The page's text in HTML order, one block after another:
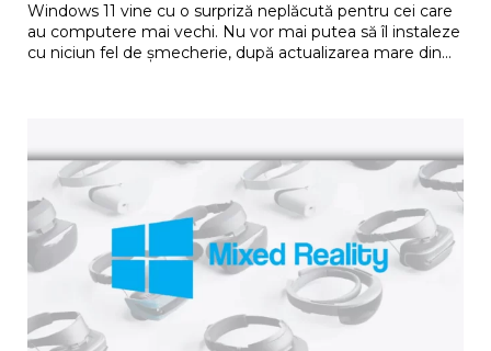
Windows 11 vine cu o surpriză neplăcută pentru cei care
au computere mai vechi. Nu vor mai putea să îl instaleze
cu niciun fel de șmecherie, după actualizarea mare din...